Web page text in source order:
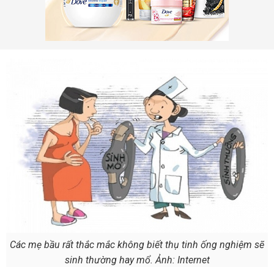
Các mẹ bầu rất thắc mắc không biết thụ tinh ống nghiệm sẽ
sinh thường hay mổ. Ảnh: Internet